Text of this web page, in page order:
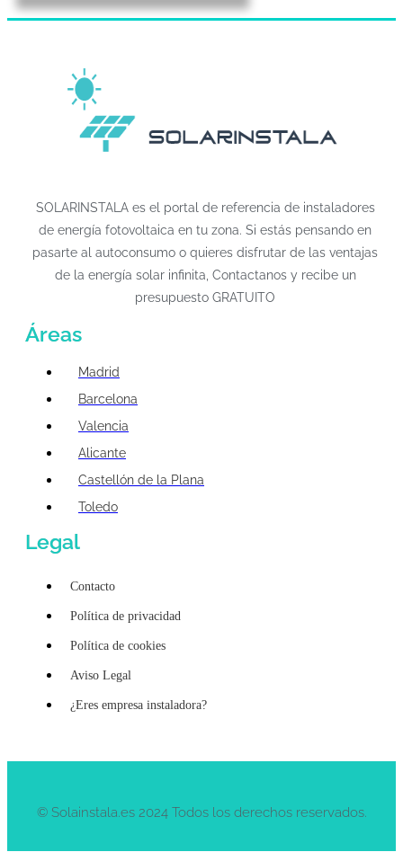
SOLARINSTALA es el portal de referencia de instaladores
de energía fotovoltaica en tu zona. Si estás pensando en
pasarte al autoconsumo o quieres disfrutar de las ventajas
de la energía solar infinita, Contactanos y recibe un
presupuesto GRATUITO
Áreas
Madrid
Barcelona
Valencia
Alicante
Castellón de la Plana
Toledo
Legal
Contacto
Política de privacidad
Política de cookies
Aviso Legal
¿Eres empresa instaladora?
© Solainstala.es 2024 Todos los derechos reservados.